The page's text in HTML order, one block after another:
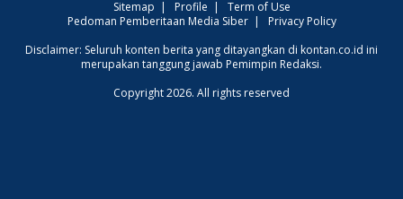
Sitemap | Profile | Term of Use
Pedoman Pemberitaan Media Siber| Privacy Policy
Disclaimer: Seluruh konten berita yang ditayangkan di kontan.co.id ini
merupakan tanggung jawab Pemimpin Redaksi.
Copyright 2026. All rights reserved